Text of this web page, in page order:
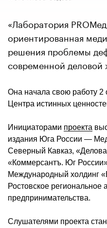
«Лаборатория
ориентированная
решения проблемы
современной деловой
Она начала свою работу 2
Центра истинных
Инициаторами проекта
издания Юга России —
Северный Кавказ,
«Коммерсантъ. Юг
Международный холдинг
Ростовское региональное
предпринимательства.
Слушателями проекта